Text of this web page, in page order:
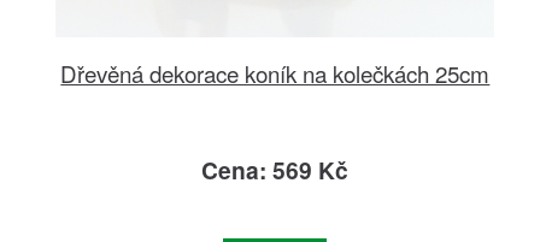
Dřevěná dekorace koník na kolečkách 25cm
Cena: 569 Kč